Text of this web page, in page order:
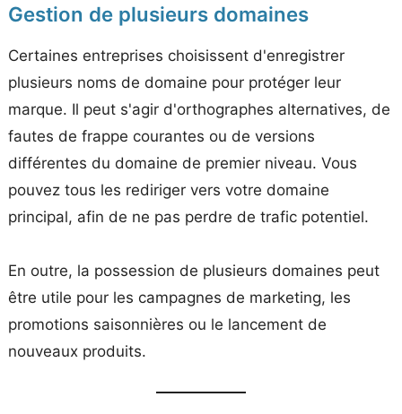
Gestion de plusieurs domaines
Certaines entreprises choisissent d'enregistrer
plusieurs noms de domaine pour protéger leur
marque. Il peut s'agir d'orthographes alternatives, de
fautes de frappe courantes ou de versions
différentes du domaine de premier niveau. Vous
pouvez tous les rediriger vers votre domaine
principal, afin de ne pas perdre de trafic potentiel.
En outre, la possession de plusieurs domaines peut
être utile pour les campagnes de marketing, les
promotions saisonnières ou le lancement de
nouveaux produits.